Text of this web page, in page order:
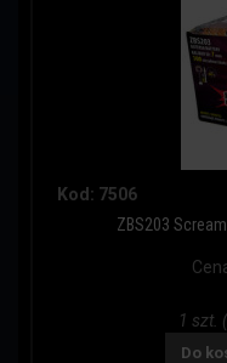
Kod: 7506
ZBS203
1 szt.
Do